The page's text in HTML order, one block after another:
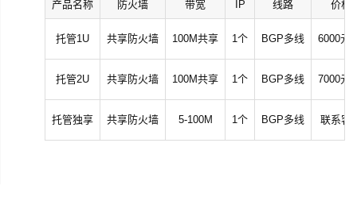
产品名称 防火墙 带宽 IP 线路 价格
托管1U 共享防火墙 100M共享 1个 BGP多线 6000元/
托管2U 共享防火墙 100M共享 1个 BGP多线 7000元/
托管独享 共享防火墙 5-100M 1个 BGP多线 联系客